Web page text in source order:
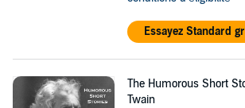
Essayez Standard
The Humorous Short
Twain